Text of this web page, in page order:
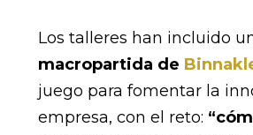
Los talleres han incluido
macropartida de
juego para fomentar la
empresa, con el reto: